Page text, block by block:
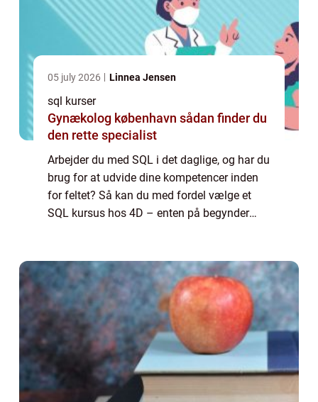
05 july 2026 Linnea Jensen
sql kurser
Gynækolog københavn sådan finder du
den rette specialist
Arbejder du med SQL i det daglige, og har du
brug for at udvide dine kompetencer inden
for feltet? Så kan du med fordel vælge et
SQL kursus hos 4D – enten på begynder